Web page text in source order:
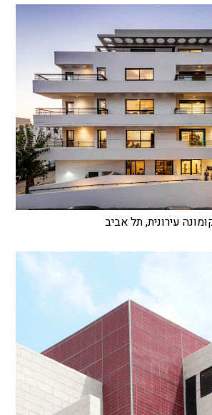
עירונית, תל אביב